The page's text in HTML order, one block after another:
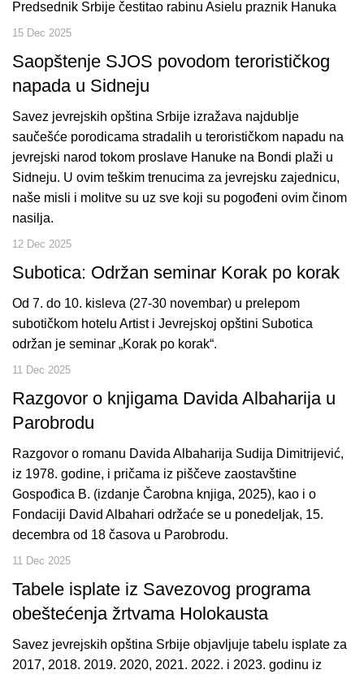
Predsednik Srbije čestitao rabinu Asielu praznik Hanuka
15 Dec 2025
Saopštenje SJOS povodom terorističkog
napada u Sidneju
Savez jevrejskih opština Srbije izražava najdublje
saučešće porodicama stradalih u terorističkom napadu na
jevrejski narod tokom proslave Hanuke na Bondi plaži u
Sidneju. U ovim teškim trenucima za jevrejsku zajednicu,
naše misli i molitve su uz sve koji su pogođeni ovim činom
nasilja.
12 Dec 2025
Subotica: Održan seminar Korak po korak
Od 7. do 10. kisleva (27-30 novembar) u prelepom
subotičkom hotelu Artist i Jevrejskoj opštini Subotica
održan je seminar „Korak po korak“.
11 Dec 2025
Razgovor o knjigama Davida Albaharija u
Parobrodu
Razgovor o romanu Davida Albaharija Sudija Dimitrijević,
iz 1978. godine, i pričama iz piščeve zaostavštine
Gospođica B. (izdanje Čarobna knjiga, 2025), kao i o
Fondaciji David Albahari održaće se u ponedeljak, 15.
decembra od 18 časova u Parobrodu.
11 Dec 2025
Tabele isplate iz Savezovog programa
obeštećenja žrtvama Holokausta
Savez jevrejskih opština Srbije objavljuje tabelu isplate za
2017, 2018. 2019. 2020, 2021. 2022. i 2023. godinu iz